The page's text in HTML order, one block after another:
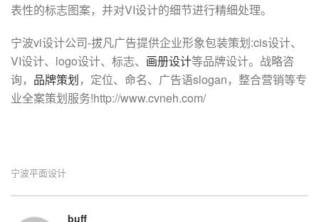
表性的标志图案，并对VI设计的细节进行精细处理。
宁波vi设计公司-拔凡广告提供企业形象包装策划:cis设计、
VI设计、logo设计、标志、 画册设计等品牌设计。战略咨
询， 品牌策划，定位、命名、广告语slogan，整合营销等专
业全案策划服务!http://www.cvneh.com/
宁波平面设计
buff